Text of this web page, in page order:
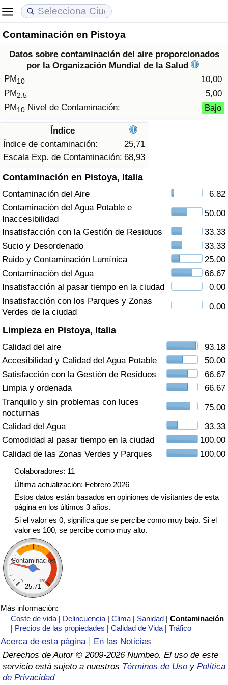
Contaminación en Pistoya
Datos sobre contaminación del aire proporcionados
por la Organización Mundial de la Salud
PM10
10,00
PM2.5
5,00
PM10 Nivel de Contaminación: Bajo
Índice
Índice de contaminación:
25,71
Escala Exp. de Contaminación: 68,93
Contaminación en Pistoya, Italia
Contaminación del Aire
6.82
Contaminación del Agua Potable e
Inaccesibilidad
50.00
Insatisfacción con la Gestión de Residuos
33.33
Sucio y Desordenado
33.33
Ruido y Contaminación Lumínica
25.00
Contaminación del Agua
66.67
Insatisfacción al pasar tiempo en la ciudad
0.00
Insatisfacción con los Parques y Zonas
Verdes de la ciudad
0.00
Limpieza en Pistoya, Italia
Calidad del aire
93.18
Accesibilidad y Calidad del Agua Potable
50.00
Satisfacción con la Gestión de Residuos
66.67
Limpia y ordenada
66.67
Tranquilo y sin problemas con luces
nocturnas
75.00
Calidad del Agua
33.33
Comodidad al pasar tiempo en la ciudad
100.00
Calidad de las Zonas Verdes y Parques
100.00
Colaboradores: 11
Última actualización: Febrero 2026
Estos datos están basados en opiniones de visitantes de esta
página en los últimos 3 años.
Si el valor es 0, significa que se percibe como muy bajo. Si el
valor es 100, se percibe como muy alto.
Contaminación
0 120
25.71
Más información:
Coste de vida | Delincuencia |Clima | Sanidad |Contaminación
| Precios de las propiedades |Calidad de Vida |Tráfico
Acerca de esta página
En las Noticias
Derechos de Autor © 2009-2026 Numbeo. El uso de este
servicio está sujeto a nuestros Términos de Uso y Política
de Privacidad
Coste de vida
Índice de Costo de Vida (Actual)
Índice de Costo de Vida
en aqaba
Precios de las propiedades
Índice de Precios de Inmuebles (Actual)
Índice de Precios de Inmuebles
Calidad de Vida
Índice de Calidad de Vida
Índice de Calidad de Vida (Actual)
Delincuencia
Calificación del Índice de Criminalidad
(Actual)
Índice de Criminalidad
Índice de criminalidad por país
Sanidad
Índice de Sanidad (Actual)
Índice de Sanidad
Índice de Sanidad por País
Contaminación
Índice de Contaminación (Actual)
Índice de contaminación
Índice de Contaminación por País
Tráfico
Índice de Tráfico
Índice de Tráfico (Actual)
Índice de Tráfico por País